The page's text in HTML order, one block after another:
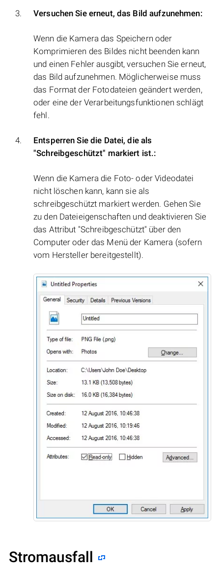
Versuchen Sie erneut, das Bild aufzunehmen:
Wenn die Kamera das Speichern oder
Komprimieren des Bildes nicht beenden kann
und einen Fehler ausgibt, versuchen Sie erneut,
das Bild aufzunehmen. Möglicherweise muss
das Format der Fotodateien geändert werden,
oder eine der Verarbeitungsfunktionen schlägt
fehl.
Entsperren Sie die Datei, die als
"Schreibgeschützt" markiert ist.:
Wenn die Kamera die Foto- oder Videodatei
nicht löschen kann, kann sie als
schreibgeschützt markiert werden. Gehen Sie
zu den Dateieigenschaften und deaktivieren Sie
das Attribut "Schreibgeschützt" über den
Computer oder das Menü der Kamera (sofern
vom Hersteller bereitgestellt).
Stromausfall